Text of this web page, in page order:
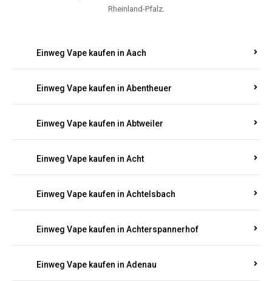
Rheinland-Pfalz.
Einweg Vape kaufen in Aach
Einweg Vape kaufen in Abentheuer
Einweg Vape kaufen in Abtweiler
Einweg Vape kaufen in Acht
Einweg Vape kaufen in Achtelsbach
Einweg Vape kaufen in Achterspannerhof
Einweg Vape kaufen in Adenau